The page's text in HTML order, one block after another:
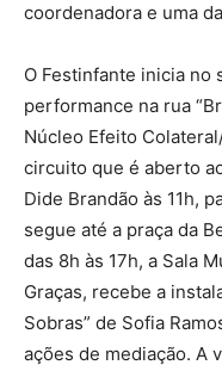
coordenadora e uma
O Festinfante inicia no
performance na rua
Núcleo Efeito
circuito que é aberto
Dide Brandão às 11h,
segue até a praça da
das 8h às 17h, a Sala
Graças, recebe a
Sobras” de Sofia
ações de mediação. A